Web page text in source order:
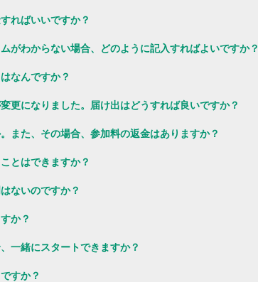
ればいいですか？
がわからない場合、どのように記入すればよいですか？
なんですか？
更になりました。届け出はどうすれば良いですか？
また、その場合、参加料の返金はありますか？
とはできますか？
ないのですか？
か？
一緒にスタートできますか？
すか？